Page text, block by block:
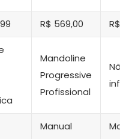
R$ 569,00 R$
Mandoline
Progressive
Profissional
Não
Manual